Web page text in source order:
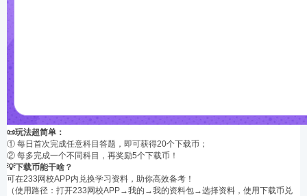
📜玩法超简单：
① 每日首次完成任意科目答题，即可获得20个下载币；
② 每多完成一个不同科目，再奖励5个下载币！
💡下载币能干啥？
可在233网校APP内兑换学习资料，助你高效备考！
（使用路径：打开233网校APP→我的→我的资料包→选择资料，使用下载币兑